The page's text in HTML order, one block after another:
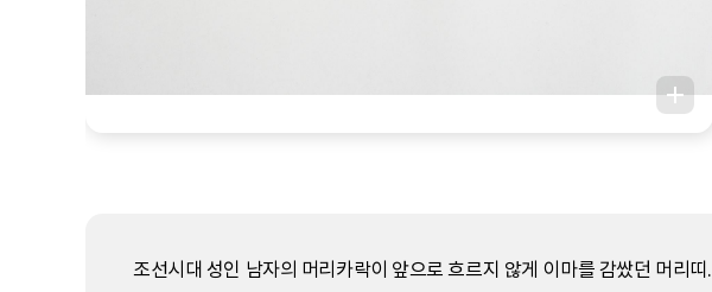
조선시대 성인 남자의 머리카락이 앞으로 흐르지 않게 이마를 감쌌던 머리띠.